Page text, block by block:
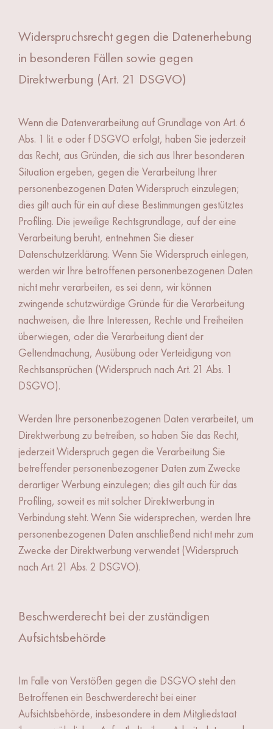
Widerspruchsrecht gegen die Datenerhebung
in besonderen Fällen sowie gegen
Direktwerbung (Art. 21 DSGVO)
Wenn die Datenverarbeitung auf Grundlage von Art. 6
Abs. 1 lit. e oder f DSGVO erfolgt, haben Sie jederzeit
das Recht, aus Gründen, die sich aus Ihrer besonderen
Situation ergeben, gegen die Verarbeitung Ihrer
personenbezogenen Daten Widerspruch einzulegen;
dies gilt auch für ein auf diese Bestimmungen gestütztes
Profiling. Die jeweilige Rechtsgrundlage, auf der eine
Verarbeitung beruht, entnehmen Sie dieser
Datenschutzerklärung. Wenn Sie Widerspruch einlegen,
werden wir Ihre betroffenen personenbezogenen Daten
nicht mehr verarbeiten, es sei denn, wir können
zwingende schutzwürdige Gründe für die Verarbeitung
nachweisen, die Ihre Interessen, Rechte und Freiheiten
überwiegen, oder die Verarbeitung dient der
Geltendmachung, Ausübung oder Verteidigung von
Rechtsansprüchen (Widerspruch nach Art. 21 Abs. 1
DSGVO).
Werden Ihre personenbezogenen Daten verarbeitet, um
Direktwerbung zu betreiben, so haben Sie das Recht,
jederzeit Widerspruch gegen die Verarbeitung Sie
betreffender personenbezogener Daten zum Zwecke
derartiger Werbung einzulegen; dies gilt auch für das
Profiling, soweit es mit solcher Direktwerbung in
Verbindung steht. Wenn Sie widersprechen, werden Ihre
personenbezogenen Daten anschließend nicht mehr zum
Zwecke der Direktwerbung verwendet (Widerspruch
nach Art. 21 Abs. 2 DSGVO).
Beschwerde­recht bei der zuständigen
Aufsichts­behörde
Im Falle von Verstößen gegen die DSGVO steht den
Betroffenen ein Beschwerderecht bei einer
Aufsichtsbehörde, insbesondere in dem Mitgliedstaat